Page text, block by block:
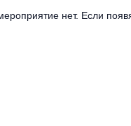
нет. Если